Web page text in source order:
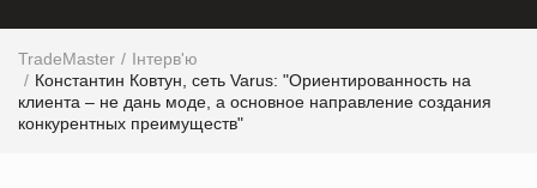
TradeMaster
Інтерв'ю
Константин Ковтун, сеть Varus: "Ориентированность на
клиента – не дань моде, а основное направление создания
конкурентных преимуществ"